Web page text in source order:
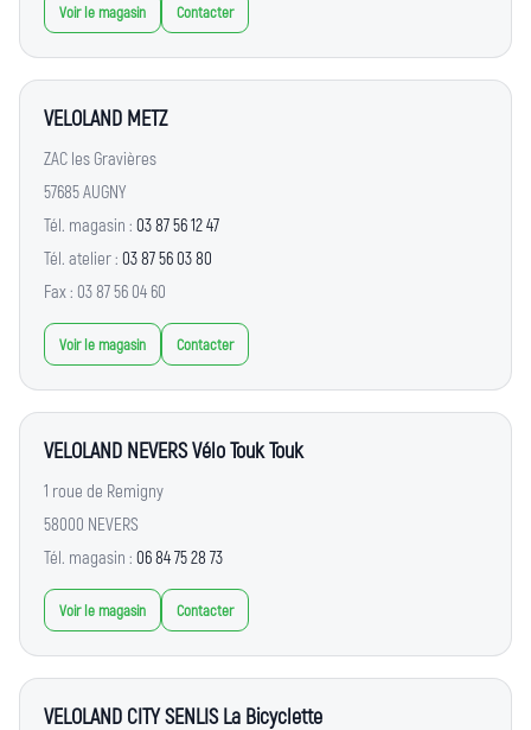
Voir le magasin Contacter
VELOLAND METZ
ZAC les Gravières
57685 AUGNY
Tél. magasin : 03 87 56 12 47
Tél. atelier : 03 87 56 03 80
Fax : 03 87 56 04 60
Voir le magasin Contacter
VELOLAND NEVERS Vélo Touk Touk
1 roue de Remigny
58000 NEVERS
Tél. magasin : 06 84 75 28 73
Voir le magasin Contacter
VELOLAND CITY SENLIS La Bicyclette